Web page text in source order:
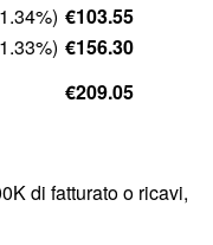
€103.55
€156.30
€209.05
di fatturato o ricavi,